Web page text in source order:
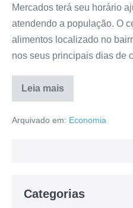
Mercados terá seu horário
atendendo a população. O
alimentos localizado no
nos seus principais dias de
Leia mais
Arquivado em: Economia
Categorias